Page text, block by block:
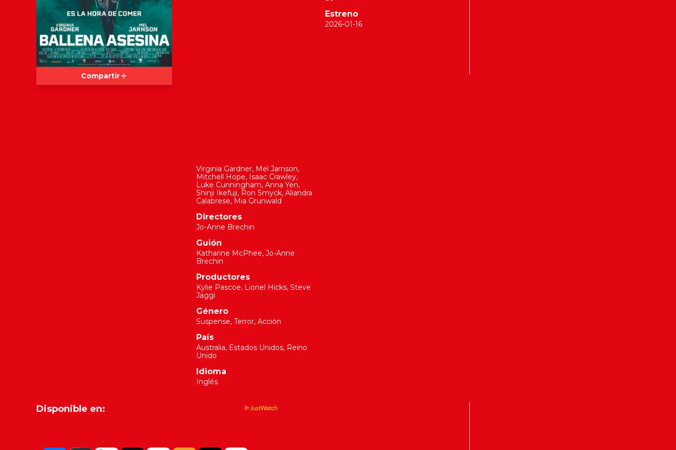
Compartir
Virginia Gardner, Mel Jarnson,
Mitchell Hope, Isaac Crawley,
Luke Cunningham, Anna Yen,
Shinji Ikefuji, Ron Smyck, Aliandra
Calabrese, Mia Grunwald
Directores
Jo-Anne Brechin
Guión
Katharine McPhee, Jo-Anne
Brechin
Productores
Kylie Pascoe, Lionel Hicks, Steve
Jaggi
Género
Suspense, Terror, Acción
País
Australia, Estados Unidos, Reino
Unido
Idioma
Inglés
Estreno
2026-01-16
Disponible en: